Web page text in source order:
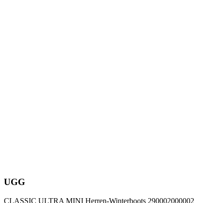
UGG
CLASSIC ULTRA MINI Herren-Winterboots 290002000002